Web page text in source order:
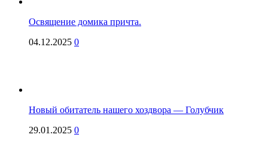
Освящение домика причта.
04.12.2025 0
Новый обитатель нашего хоздвора — Голубчик
29.01.2025 0